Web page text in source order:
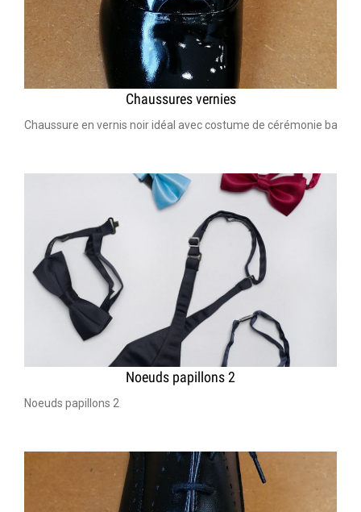
Chaussures vernies
Chaussure en vernis noir idéal avec costume de cérémonie bar
Noeuds papillons 2
Noeuds papillons 2